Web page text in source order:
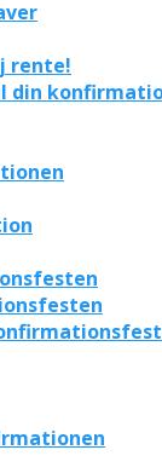
rente!
din